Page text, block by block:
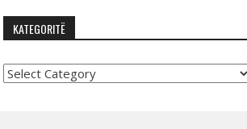
KATEGORITË
Kategoritë